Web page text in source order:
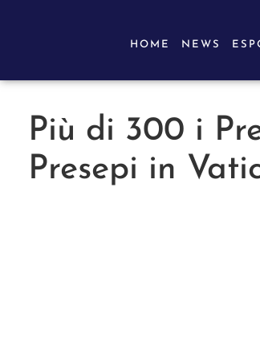
HOME NEWS
Più di 300 i
Presepi in